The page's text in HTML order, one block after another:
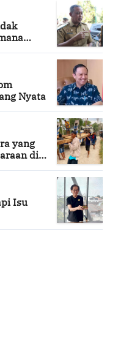
Nyata
yang
di
Isu